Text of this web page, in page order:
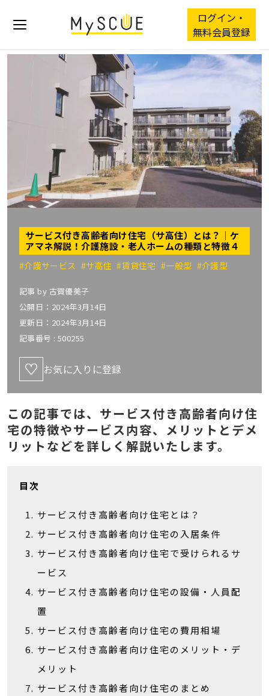
ログイン・
無料会員登録
サービス付き高齢者向け住宅（サ高住）とは？｜ケ
アマネ解説！介護施設・老人ホームの種類と特徴４
#介護サービス #サ高住#賃貸住宅#一般型 #介護型
記事 by 古賀優美子
公開日：2024年3月14日
更新日：2024年3月14日
記事番号 : 500255
お気に入りに登録
この記事では、サービス付き高齢者向け住
宅の特徴やサービス内容、メリットとデメ
リットなどを詳しく解説いたします。
目次
サービス付き高齢者向け住宅とは？
サービス付き高齢者向け住宅の入居条件
サービス付き高齢者向け住宅で受けられるサ
ービス
サービス付き高齢者向け住宅の設備・人員配
置
サービス付き高齢者向け住宅の費用相場
サービス付き高齢者向け住宅のメリット・デ
メリット
サービス付き高齢者向け住宅のまとめ